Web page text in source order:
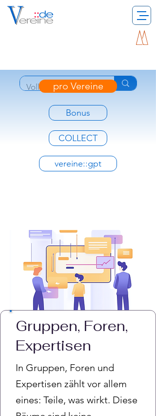
pro Vereine
Bonus
COLLECT
vereine::gpt
Gruppen, Foren,
Expertisen
In Gruppen, Foren und
Expertisen zählt vor allem
eines: Teile, was wirkt. Diese